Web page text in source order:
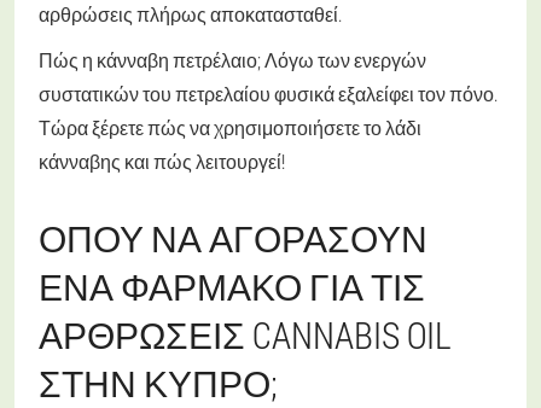
αρθρώσεις πλήρως αποκατασταθεί.
Πώς η κάνναβη πετρέλαιο; Λόγω των ενεργών
συστατικών του πετρελαίου φυσικά εξαλείφει τον πόνο.
Τώρα ξέρετε πώς να χρησιμοποιήσετε το λάδι
κάνναβης και πώς λειτουργεί!
ΌΠΟΥ ΝΑ ΑΓΟΡΆΣΟΥΝ
ΈΝΑ ΦΆΡΜΑΚΟ ΓΙΑ ΤΙΣ
ΑΡΘΡΏΣΕΙΣ CANNABIS OIL
ΣΤΗΝ ΚΎΠΡΟ;